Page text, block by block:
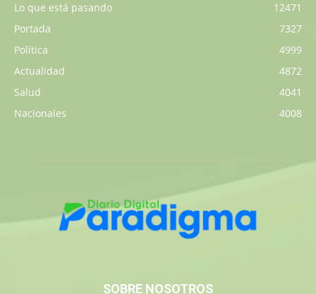
Lo que está pasando
12471
Portada
7327
Política
4999
Actualidad
4872
Salud
4041
Nacionales
4008
SOBRE NOSOTROS